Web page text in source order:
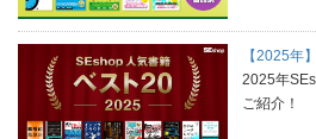
【2025年
2025年
ご紹介！